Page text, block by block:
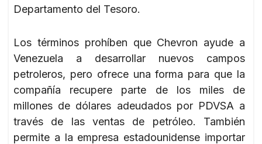
Departamento del Tesoro.
Los términos prohíben que Chevron ayude a
Venezuela a desarrollar nuevos campos
petroleros, pero ofrece una forma para que la
compañía recupere parte de los miles de
millones de dólares adeudados por PDVSA a
través de las ventas de petróleo. También
permite a la empresa estadounidense importar